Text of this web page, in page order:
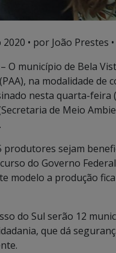
2020 • por João Prestes •
O município de Bela
na modalidade de
nesta quarta-feira
de Meio
produtores sejam
do Governo
modelo a produção
do Sul serão 12
que dá